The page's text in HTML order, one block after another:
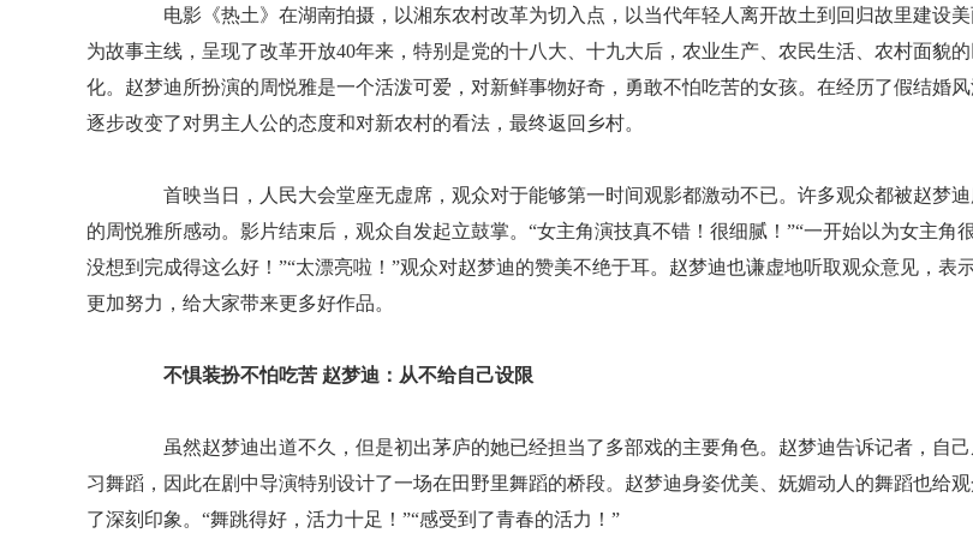
电影《热土》在湖南拍摄，以湘东农村改革为切入点，以当代年轻人离开故土到回归故里建设
为故事主线，呈现了改革开放40年来，特别是党的十八大、十九大后，农业生产、农民生活、农村面貌
化。赵梦迪所扮演的周悦雅是一个活泼可爱，对新鲜事物好奇，勇敢不怕吃苦的女孩。在经历了假结婚风
逐步改变了对男主人公的态度和对新农村的看法，最终返回乡村。
首映当日，人民大会堂座无虚席，观众对于能够第一时间观影都激动不已。许多观众都被赵梦
的周悦雅所感动。影片结束后，观众自发起立鼓掌。“女主角演技真不错！很细腻！”“一开始以为女主角
没想到完成得这么好！”“太漂亮啦！”观众对赵梦迪的赞美不绝于耳。赵梦迪也谦虚地听取观众意见，表
更加努力，给大家带来更多好作品。
不惧装扮不怕吃苦 赵梦迪：从不给自己设限
虽然赵梦迪出道不久，但是初出茅庐的她已经担当了多部戏的主要角色。赵梦迪告诉记者，自己
习舞蹈，因此在剧中导演特别设计了一场在田野里舞蹈的桥段。赵梦迪身姿优美、妩媚动人的舞蹈也给
了深刻印象。“舞跳得好，活力十足！”“感受到了青春的活力！”